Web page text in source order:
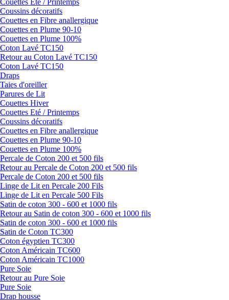
Couettes Eté / Printemps
Coussins décoratifs
Couettes en Fibre anallergique
Couettes en Plume 90-10
Couettes en Plume 100%
Coton Lavé TC150
Retour au Coton Lavé TC150
Coton Lavé TC150
Draps
Taies d'oreiller
Parures de Lit
Couettes Hiver
Couettes Eté / Printemps
Coussins décoratifs
Couettes en Fibre anallergique
Couettes en Plume 90-10
Couettes en Plume 100%
Percale de Coton 200 et 500 fils
Retour au Percale de Coton 200 et 500 fils
Percale de Coton 200 et 500 fils
Linge de Lit en Percale 200 Fils
Linge de Lit en Percale 500 Fils
Satin de coton 300 - 600 et 1000 fils
Retour au Satin de coton 300 - 600 et 1000 fils
Satin de coton 300 - 600 et 1000 fils
Satin de Coton TC300
Coton égyptien TC300
Coton Américain TC600
Coton Américain TC1000
Pure Soie
Retour au Pure Soie
Pure Soie
Drap housse